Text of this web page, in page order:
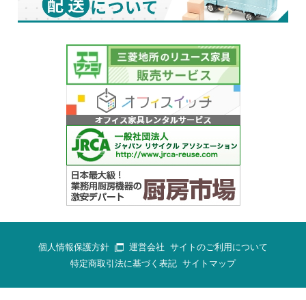
個人情報保護方針 運営会社 サイトのご利用について
特定商取引法に基づく表記 サイトマップ